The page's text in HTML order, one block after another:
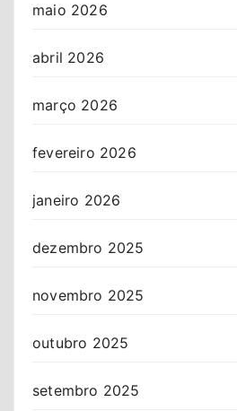
maio 2026
abril 2026
março 2026
fevereiro 2026
janeiro 2026
dezembro 2025
novembro 2025
outubro 2025
setembro 2025